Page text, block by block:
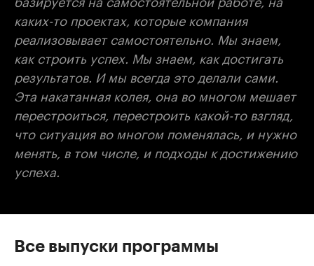
каких-то проектах, которые компания
реализовывает самостоятельно. Мы знаем,
как строить успех. Мы знаем, как достигать
результатов. И мы всегда это делали сами.
Эта накатанная колея, она во многом мешает
перестроиться, перестроить какой-то взгляд,
что ситуация во многом поменялась, и нужно
менять, в том числе, и подходы к достижению
успеха.
Все выпуски программы